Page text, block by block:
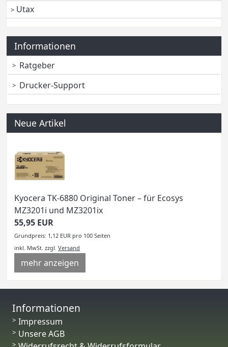
Utax
Informationen
Ratgeber
Drucker-Support
Neue Artikel
Kyocera TK-6880 Original Toner – für Ecosys
MZ3201i und MZ3201ix
55,95 EUR
Grundpreis: 1,12 EUR pro 100 Seiten
inkl. MwSt. zzgl. Versand
mehr anzeigen
Informationen
Impressum
Unsere AGB